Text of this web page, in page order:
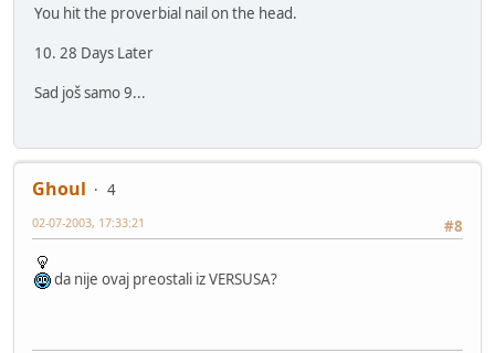
You hit the proverbial nail on the head.
10. 28 Days Later
Sad još samo 9...
Ghoul
4
#8
02-07-2003, 17:33:21
da nije ovaj preostali iz VERSUSA?